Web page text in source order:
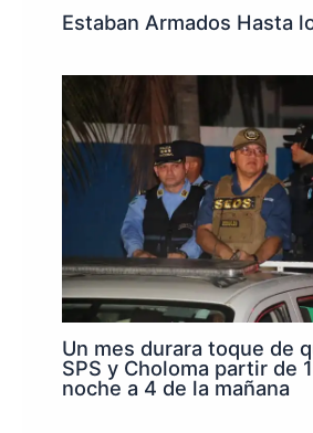
Estaban Armados Hasta
Un mes durara toque de
SPS y Choloma partir de
noche a 4 de la mañana